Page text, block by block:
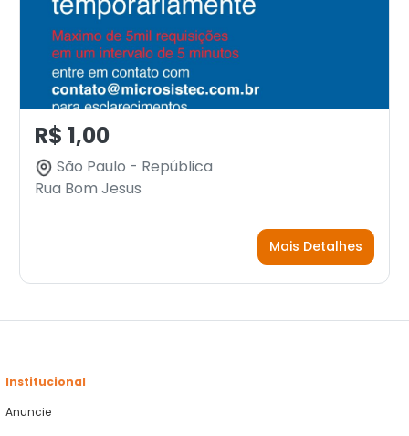
R$ 1,00
São Paulo - República
Rua Bom Jesus
Mais Detalhes
Institucional
Anuncie